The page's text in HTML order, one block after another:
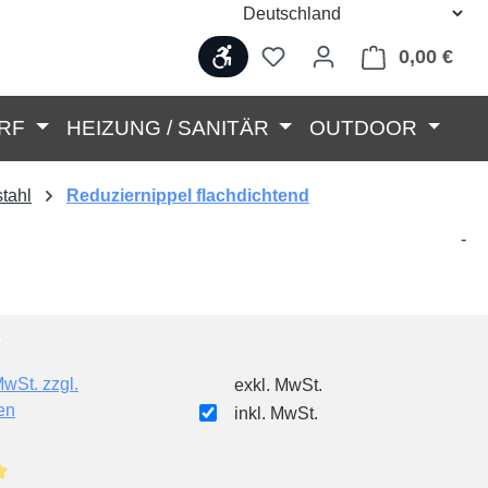
Werkzeugleiste anzeigen
0,00 €
HEIZUNG / SANITÄR OUTDOOR
Reduziernippel flachdichtend
-
zzgl.
exkl. MwSt.
inkl. MwSt.